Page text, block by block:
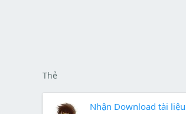
Thẻ
Nhận Download tài